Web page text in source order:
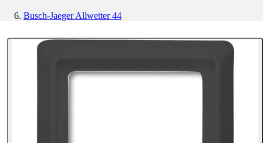
Busch-Jaeger Allwetter 44